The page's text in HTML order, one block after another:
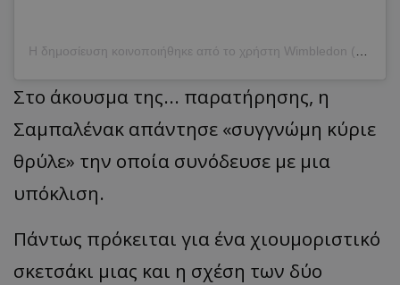
Η δημοσίευση κοινοποιήθηκε από το χρήστη Wimbledon (@wimbledon)
Στο άκουσμα της... παρατήρησης, η
Σαμπαλένακ απάντησε «συγγνώμη κύριε
θρύλε» την οποία συνόδευσε με μια
υπόκλιση.
Πάντως πρόκειται για ένα χιουμοριστικό
σκετσάκι μιας και η σχέση των δύο